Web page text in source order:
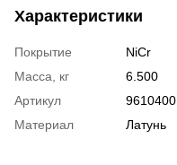
Характеристики
Покрытие
NiCr
Масса, кг
6.500
Артикул
9610400
Материал
Латунь